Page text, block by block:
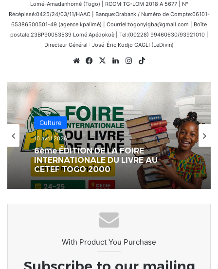
Lomé-Amadanhomé (Togo) | RCCM:TG-LOM 2018 A 5677 | N°
Récépissé:0425/24/03/11/HAAC | Banque:Orabank / Numéro de Compte:06101-
65386500501-49 (agence kpalimé) | Courriel:togonyigba@gmail.com | Boîte
postale:23BP90053539 Lomé Apédokoè | Tel:(00228) 99460630/93921010 |
Directeur Général : José-Éric Kodjo GAGLI (LeDivin)
WebsiteFacebook
X LinkedinInstagram
Échos des Écoles
25 février 2026
[LeCoupDeGuelle] Un enseignant ne
se limite pas à instruire des élèves ;
il façonne toute une génération…
With Product You Purchase